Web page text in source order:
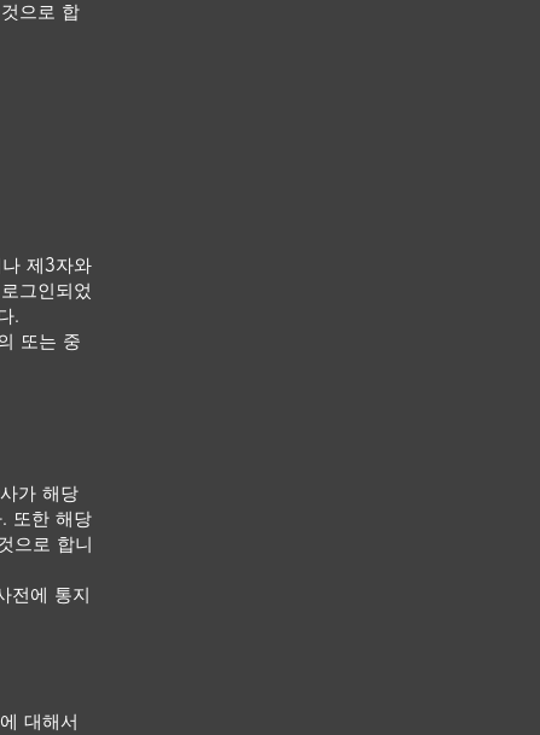
으로 합
제3자와
그인되었
.
또는 중
가 해당
또한 해당
으로 합니
전에 통지
대해서